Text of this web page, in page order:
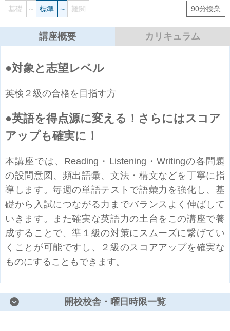
90分授業
基礎 ～ 標準 ～ 難関
開校校舎・曜日時限一覧
講座概要 カリキュラム
対象と志望レベル
英検２級の合格を目指す方
英語を得点源に変える！さらにはスコア
アップも確実に！
本講座では、Reading・Listening・Writingの各問題
の設問意図、頻出語彙、文法・構文などを丁寧に指
導します。毎週の単語テストで語彙力を強化し、基
礎から入試につながる力までバランスよく伸ばして
いきます。また確実な英語力の土台をこの講座で養
成することで、準１級の対策にスムーズに繋げてい
くことが可能ですし、２級のスコアアップを確実な
ものにすることもできます。